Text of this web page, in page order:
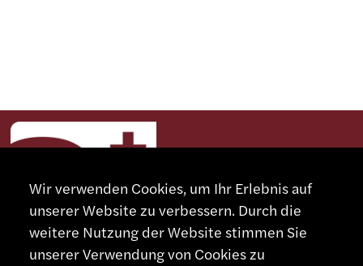
Wir verwenden Cookies, um Ihr Erlebnis auf
unserer Website zu verbessern. Durch die
weitere Nutzung der Website stimmen Sie
unserer Verwendung von Cookies zu